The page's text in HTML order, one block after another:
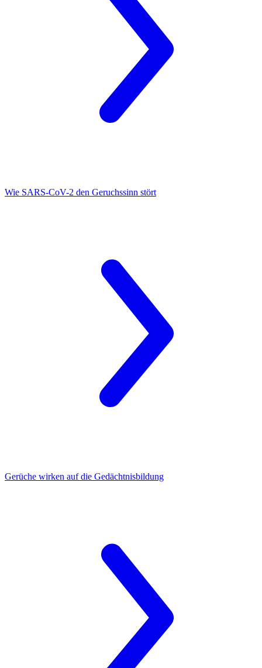
Wie SARS-CoV-2 den Geruchssinn stört
Gerüche wirken auf die Gedächtnisbildung